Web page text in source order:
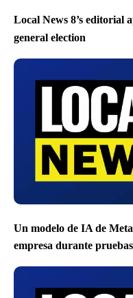
Local News 8’s editorial
general election
Un modelo de IA de
empresa durante